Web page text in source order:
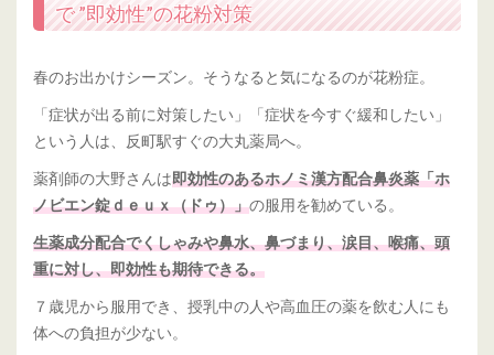
で ”即効性”の花粉対策
春のお出かけシーズン。そうなると気になるのが花粉症。
「症状が出る前に対策したい」「症状を今すぐ緩和したい」
という人は、反町駅すぐの大丸薬局へ。
薬剤師の大野さんは即効性のあるホノミ漢方配合鼻炎薬「ホ
ノビエン錠ｄｅｕｘ（ドゥ）」の服用を勧めている。
生薬成分配合でくしゃみや鼻水、鼻づまり、涙目、喉痛、頭
重に対し、即効性も期待できる。
７歳児から服用でき、授乳中の人や高血圧の薬を飲む人にも
体への負担が少ない。